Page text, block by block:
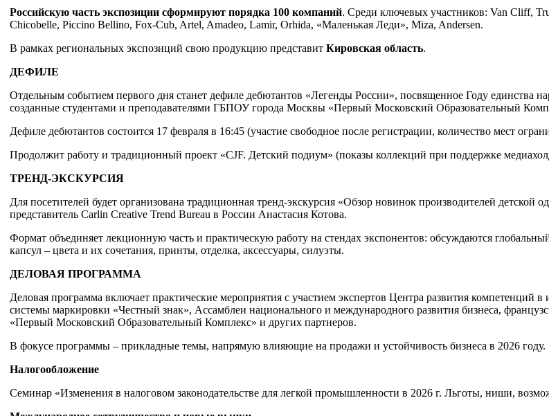
Российскую часть экспозиции сформируют порядка 100 компаний. Среди ключевых участников: Van Cliff,
Chicobelle, Piccino Bellino, Fox-Cub, Artel, Amadeo, Lamir, Orhida, «Маленькая Леди», Miza, Andersen.
В рамках региональных экспозиций свою продукцию представит Кировская область.
ДЕФИЛЕ
Отдельным событием первого дня станет дефиле дебютантов «Легенды России», посвященное Году единства
созданные студентами и преподавателями ГБПОУ города Москвы «Первый Московский Образовательный
Дефиле дебютантов состоится 17 февраля в 16:45 (участие свободное после регистрации, количество мест
Продолжит работу и традиционный проект «CJF. Детский подиум» (показы коллекций при поддержке
ТРЕНД-ЭКСКУРСИЯ
Для посетителей будет организована традиционная тренд-экскурсия «Обзор новинок производителей
представитель Carlin Creative Trend Bureau в России Анастасия Котова.
Формат объединяет лекционную часть и практическую работу на стендах экспонентов: обсуждаются
капсул – цвета и их сочетания, принты, отделка, аксессуары, силуэты.
ДЕЛОВАЯ ПРОГРАММА
Деловая программа включает практические мероприятия с участием экспертов Центра развития
системы маркировки «Честный знак», Ассамблеи национального и международного развития бизнеса,
«Первый Московский Образовательный Комплекс» и других партнеров.
В фокусе программы – прикладные темы, напрямую влияющие на продажи и устойчивость бизнеса в 2026 году.
Налогообложение
Семинар «Изменения в налоговом законодательстве для легкой промышленности в 2026 г. Льготы, ниши,